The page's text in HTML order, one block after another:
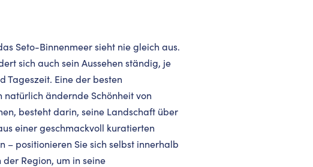
Seto-Binnenmeer sieht nie gleich aus.
sich auch sein Aussehen ständig, je
Tageszeit. Eine der besten
natürlich ändernde Schönheit von
besteht darin, seine Landschaft über
einer geschmackvoll kuratierten
– positionieren Sie sich selbst innerhalb
Region, um in seine